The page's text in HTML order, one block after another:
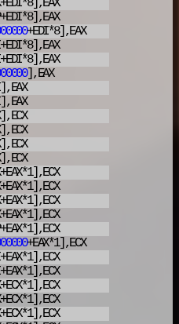
+EDI*8],EAX
],EAX
+EAX*1],ECX